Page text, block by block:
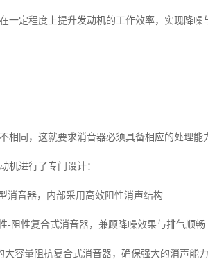
一定程度上提升发动机的工作效率，实现降
相同，这就要求消音器必须具备相应的处理能
机进行了专门设计：
消音器，内部采用高效阻性消声结构
-阻性复合式消音器，兼顾降噪效果与排气顺畅
容量阻抗复合式消音器，确保强大的消声能力